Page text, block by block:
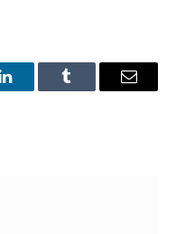
LinkedInTumblr Email